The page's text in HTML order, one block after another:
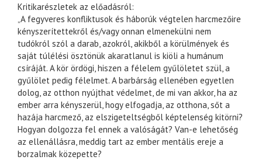
Kritikarészletek az előadásról:
„A fegyveres konfliktusok és háborúk végtelen harcmezőire
kényszerítettekről és/vagy onnan elmenekülni nem
tudókról szól a darab, azokról, akikből a körülmények és
saját túlélési ösztönük akaratlanul is kiöli a humánum
csíráját. A kör ördögi, hiszen a félelem gyűlöletet szül, a
gyűlölet pedig félelmet. A barbárság ellenében egyetlen
dolog, az otthon nyújthat védelmet, de mi van akkor, ha az
ember arra kényszerül, hogy elfogadja, az otthona, sőt a
hazája harcmező, az elszigeteltségből képtelenség kitörni?
Hogyan dolgozza fel ennek a valóságát? Van-e lehetőség
az ellenállásra, meddig tart az ember mentális ereje a
borzalmak közepette?